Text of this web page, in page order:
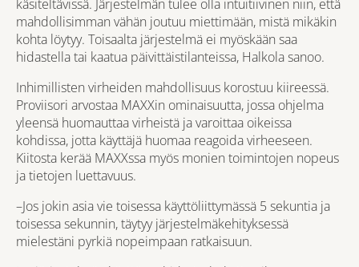
käsiteltävissä. Järjestelmän tulee olla intuitiivinen niin, että
mahdollisimman vähän joutuu miettimään, mistä mikäkin
kohta löytyy. Toisaalta järjestelmä ei myöskään saa
hidastella tai kaatua päivittäistilanteissa, Halkola sanoo.
Inhimillisten virheiden mahdollisuus korostuu kiireessä.
Proviisori arvostaa MAXXin ominaisuutta, jossa ohjelma
yleensä huomauttaa virheistä ja varoittaa oikeissa
kohdissa, jotta käyttäjä huomaa reagoida virheeseen.
Kiitosta kerää MAXXssa myös monien toimintojen nopeus
ja tietojen luettavuus.
–Jos jokin asia vie toisessa käyttöliittymässä 5 sekuntia ja
toisessa sekunnin, täytyy järjestelmäkehityksessä
mielestäni pyrkiä nopeimpaan ratkaisuun.